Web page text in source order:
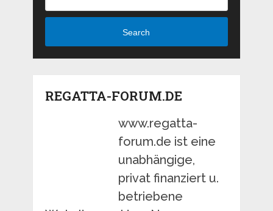
Search
REGATTA-FORUM.DE
www.regatta-
forum.de ist eine
unabhängige,
privat finanziert u.
betriebene